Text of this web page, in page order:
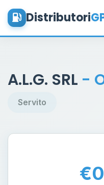
Distributori
A.L.G. SRL -
Servito